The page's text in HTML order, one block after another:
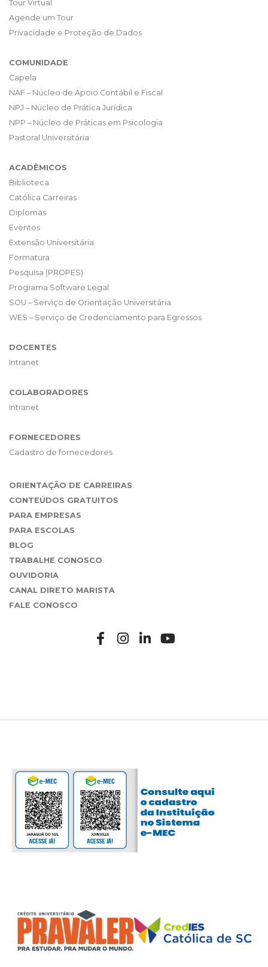
Tour Virtual
Agende um Tour
Privacidade e Proteção de Dados
COMUNIDADE
Capela
NAF – Núcleo de Apoio Contábil e Fiscal
NPJ – Núcleo de Prática Jurídica
NPP – Núcleo de Práticas em Psicologia
Pastoral Universitária
ACADÊMICOS
Biblioteca
Católica Carreiras
Diplomas
Eventos
Extensão Universitária
Formatura
Pesquisa (PROPES)
Programa Software Legal
SOU – Serviço de Orientação Universitária
WES – Serviço de Credenciamento para Egressos
DOCENTES
Intranet
COLABORADORES
Intranet
FORNECEDORES
Cadastro de fornecedores
ORIENTAÇÃO DE CARREIRAS
CONTEÚDOS GRATUITOS
PARA EMPRESAS
PARA ESCOLAS
BLOG
TRABALHE CONOSCO
OUVIDORIA
CANAL DIRETO MARISTA
FALE CONOSCO